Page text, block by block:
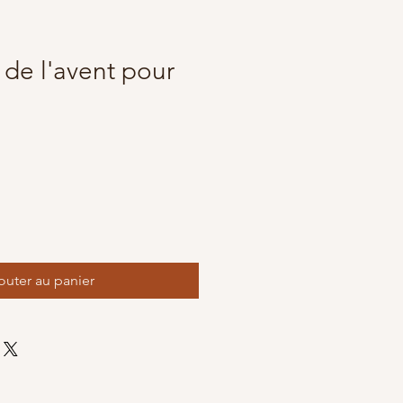
l'avent pour
au panier